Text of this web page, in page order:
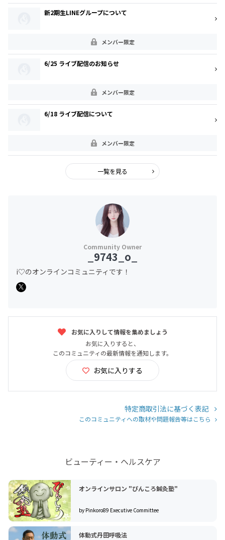
新2期生LINEグループについて
メンバー限定
6/25 ライブ配信のお知らせ
メンバー限定
6/18 ライブ配信について
メンバー限定
一覧を見る
_9743_o_
i♡のオンラインコミュニティです！
お気に入りして情報を集めましょう
お気に入りすると、
このコミュニティの最新情報を通知します。
お気に入りする
特定商取引法に基づく表記
このコミュニティへの取材や問題報告等はこちら
ビューティー・ヘルスケア
オンラインサロン "ぴんころ鍼灸塾"
by Pinkoro89 Executive Committee
体動式丹田呼吸法